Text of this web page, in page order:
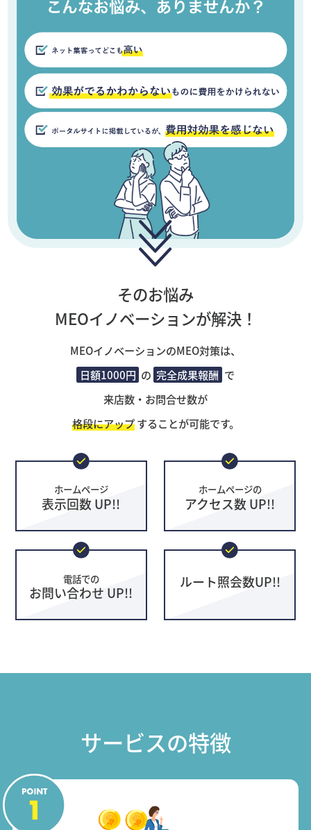
そのお悩み
MEOイノベーションが解決！
MEOイノベーションのMEO対策は、
日額1000円 の 完全成果報酬 で
来店数・お問合せ数が
格段にアップすることが可能です。
ホームページ
表示回数 UP!!
ホームページの
アクセス数 UP!!
電話での
お問い合わせ UP!!
ルート照会数UP!!
サービスの特徴